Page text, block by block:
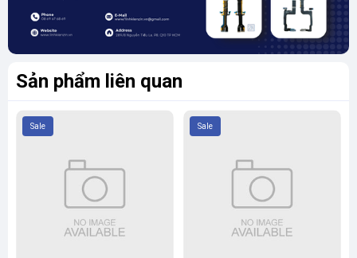
Sửa chữa và bảo trì thiết bị
Sản phẩm liên quan
Sale Sale